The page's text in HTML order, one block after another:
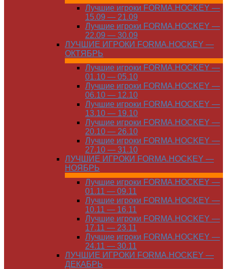
Лучшие игроки FORMA.HOCKEY —
15.09 — 21.09
Лучшие игроки FORMA.HOCKEY —
22.09 — 30.09
ЛУЧШИЕ ИГРОКИ FORMA.HOCKEY —
ОКТЯБРЬ
Лучшие игроки FORMA.HOCKEY —
01.10 — 05.10
Лучшие игроки FORMA.HOCKEY —
06.10 — 12.10
Лучшие игроки FORMA.HOCKEY —
13.10 — 19.10
Лучшие игроки FORMA.HOCKEY —
20.10 — 26.10
Лучшие игроки FORMA.HOCKEY —
27.10 — 31.10
ЛУЧШИЕ ИГРОКИ FORMA.HOCKEY —
НОЯБРЬ
Лучшие игроки FORMA.HOCKEY —
01.11 — 09.11
Лучшие игроки FORMA.HOCKEY —
10.11 — 16.11
Лучшие игроки FORMA.HOCKEY —
17.11 — 23.11
Лучшие игроки FORMA.HOCKEY —
24.11 — 30.11
ЛУЧШИЕ ИГРОКИ FORMA.HOCKEY —
ДЕКАБРЬ